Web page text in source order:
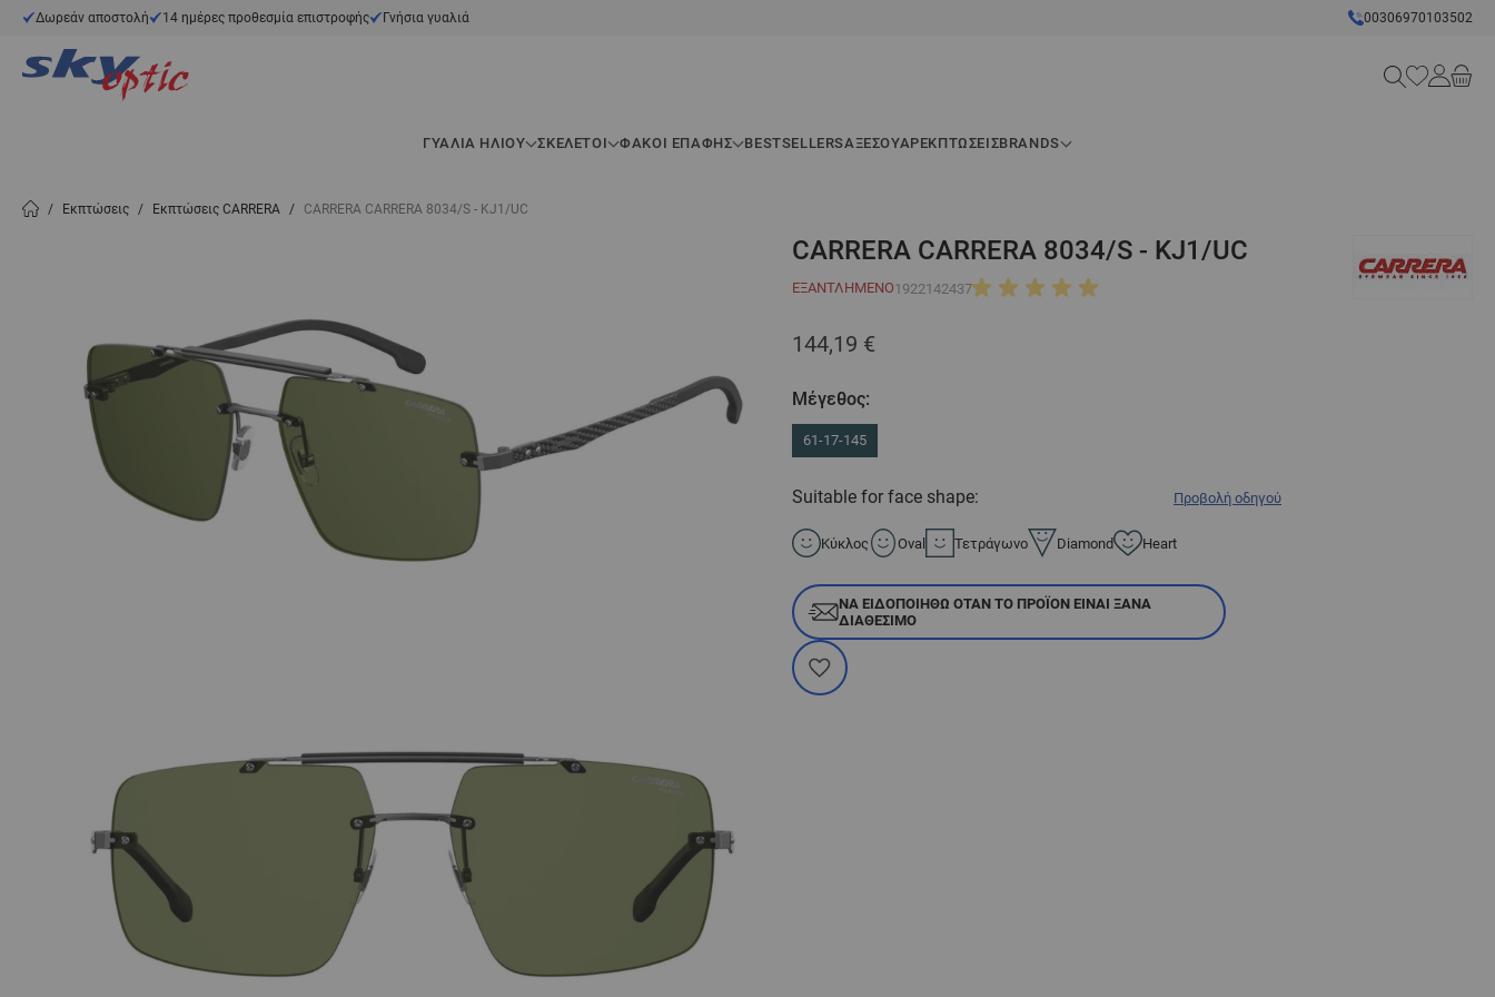
Μετάβαση στο περιεχόμενο
Δωρεάν αποστολή 14 ημέρες προθεσμία επιστροφής Γνήσια γυαλιά 00306970103502
Search
ΓΥΑΛΙΆ ΗΛΊΟΥ ΣΚΕΛΕΤΟΊ ΦΑΚΟΙ ΕΠΑΦΗΣ BESTSELLERSΑΞΕΣΟΥΆΡΕΚΠΤΏΣΕΙΣBRANDS
/ Εκπτώσεις / Εκπτώσεις CARRERA / CARRERA CARRERA 8034/S - KJ1/UC
CARRERA CARRERA 8034/S - KJ1/UC
ΕΞΑΝΤΛΗΜΈΝΟ1922142437
144,19 €
Μέγεθος:
61-17-145
Suitable for face shape: Προβολή οδηγού
Κύκλος Oval Τετράγωνο Diamond Heart
ΝΑ ΕΙΔΟΠΟΙΗΘΏ ΌΤΑΝ ΤΟ ΠΡΟΪΌΝ ΕΊΝΑΙ ΞΑΝΆ
ΔΙΑΘΈΣΙΜΟ